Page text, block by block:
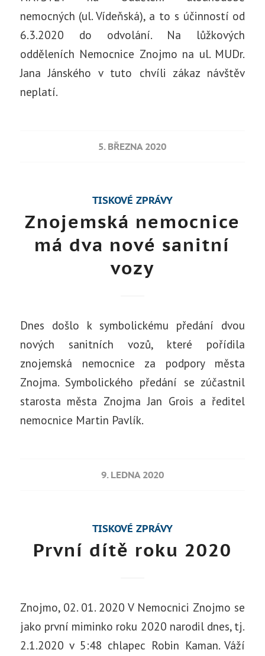
nemocných (ul. Vídeňská), a to s účinností od
6.3.2020 do odvolání. Na lůžkových
odděleních Nemocnice Znojmo na ul. MUDr.
Jana Jánského v tuto chvíli zákaz návštěv
neplatí.
5. BŘEZNA 2020
TISKOVÉ ZPRÁVY
Znojemská nemocnice
má dva nové sanitní
vozy
Dnes došlo k symbolickému předání dvou
nových sanitních vozů, které pořídila
znojemská nemocnice za podpory města
Znojma. Symbolického předání se zúčastnil
starosta města Znojma Jan Grois a ředitel
nemocnice Martin Pavlík.
9. LEDNA 2020
TISKOVÉ ZPRÁVY
První dítě roku 2020
Znojmo, 02. 01. 2020 V Nemocnici Znojmo se
jako první miminko roku 2020 narodil dnes, tj.
2.1.2020 v 5:48 chlapec Robin Kaman. Váží